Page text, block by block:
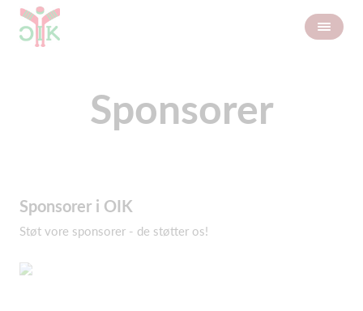
Sponsorer
Sponsorer i OIK
Støt vore sponsorer - de støtter os!